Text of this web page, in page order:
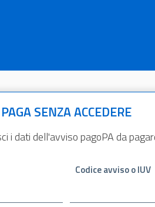
PAGA SENZA ACCEDERE
i dati dell'avviso pagoPA da
Codice avviso o IUV